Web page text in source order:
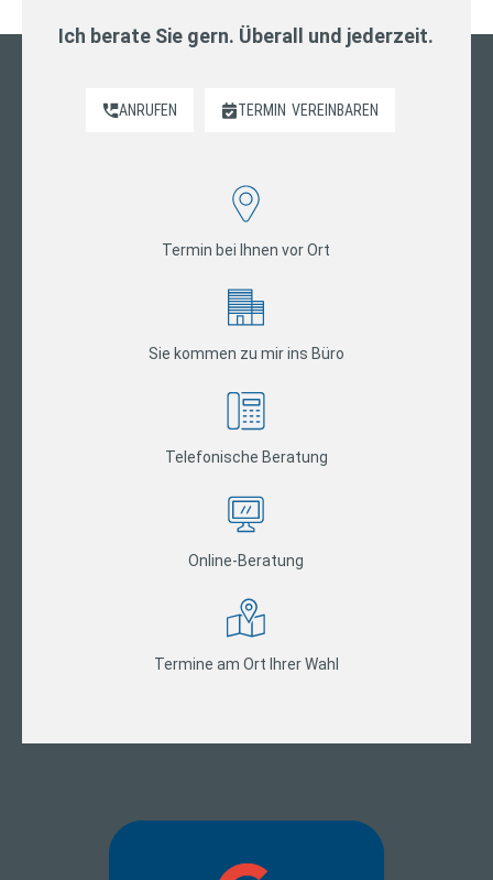
Ich berate Sie gern. Überall und jederzeit.
ANRUFEN TERMIN VEREINBAREN
Termin bei Ihnen vor Ort
Sie kommen zu mir ins Büro
Telefonische Beratung
Online-Beratung
Termine am Ort Ihrer Wahl